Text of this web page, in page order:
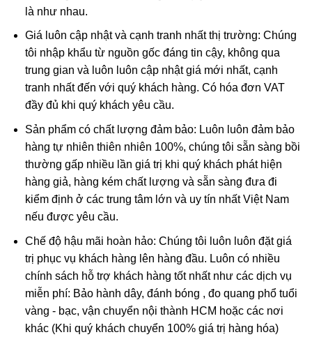
A Di Đà được thế gian hình tượng hóa thành vị Phật của thế giới
Tây phương cực lạc, nơi chỉ có vui mà không có khổ
Ý NGHĨA khi sử dụng phật bản mệnh A Di Đà
Phật A Di Đà là vị phật xuất hiện và được tôn sùng trong
là như nhau.
Giá luôn cập nhật và cạnh tranh nhất thị trường: Chúng
tôi nhập khẩu từ nguồn gốc đáng tin cậy, không qua
trung gian và luôn luôn cập nhật giá mới nhất, cạnh
tranh nhất đến với quý khách hàng. Có hóa đơn VAT
đầy đủ khi quý khách yêu cầu.
Sản phẩm có chất lượng đảm bảo: Luôn luôn đảm bảo
hàng tự nhiên thiên nhiên 100%, chúng tôi sẵn sàng bồi
thường gấp nhiều lần giá trị khi quý khách phát hiện
hàng giả, hàng kém chất lượng và sẵn sàng đưa đi
kiểm định ở các trung tâm lớn và uy tín nhất Việt Nam
nếu được yêu cầu.
Chế độ hậu mãi hoàn hảo: Chúng tôi luôn luôn đặt giá
trị phục vụ khách hàng lên hàng đầu. Luôn có nhiều
chính sách hỗ trợ khách hàng tốt nhất như các dịch vụ
miễn phí: Bảo hành dây, đánh bóng , đo quang phổ tuổi
vàng - bạc, vận chuyển nội thành HCM hoặc các nơi
khác (Khi quý khách chuyển 100% giá trị hàng hóa)